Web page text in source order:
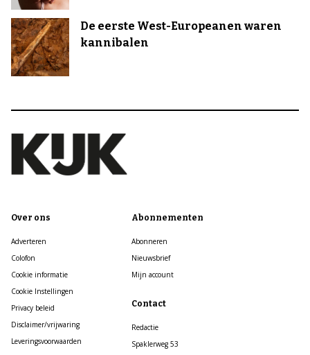
De eerste West-Europeanen waren
kannibalen
Over ons
Adverteren
Colofon
Cookie informatie
Cookie Instellingen
Privacy beleid
Disclaimer/vrijwaring
Leveringsvoorwaarden
Abonnementen
Abonneren
Nieuwsbrief
Mijn account
Contact
Redactie
Spaklerweg 53